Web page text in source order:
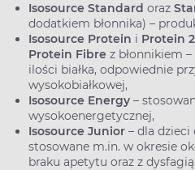
Isosource Standard oraz
dodatkiem błonnika) –
Isosource Protein i Protein
Protein Fibre z błonnikiem
ilości białka, odpowiednie
wysokobiałkowej,
Isosource Energy –
wysokoenergetycznej,
Isosource Junior – dla dzieci
stosowane m.in. w okresie
braku apetytu oraz z dysfagią.